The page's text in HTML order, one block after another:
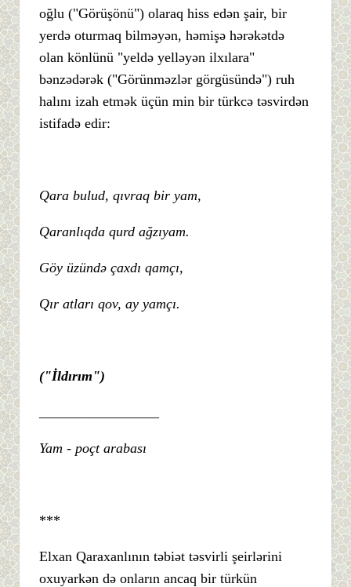
oğlu ("Görüşönü") olaraq hiss edən şair, bir
yerdə oturmaq bilməyən, həmişə hərəkətdə
olan könlünü "yeldə yelləyən ilxılara"
bənzədərək ("Görünməzlər görgüsündə") ruh
halını izah etmək üçün min bir türkcə təsvirdən
istifadə edir:
Qara bulud, qıvraq bir yam,
Qaranlıqda qurd ağzıyam.
Göy üzündə çaxdı qamçı,
Qır atları qov, ay yamçı.
("İldırım")
Yam - poçt arabası
***
Elxan Qaraxanlının təbiət təsvirli şeirlərini
oxuyarkən də onların ancaq bir türkün